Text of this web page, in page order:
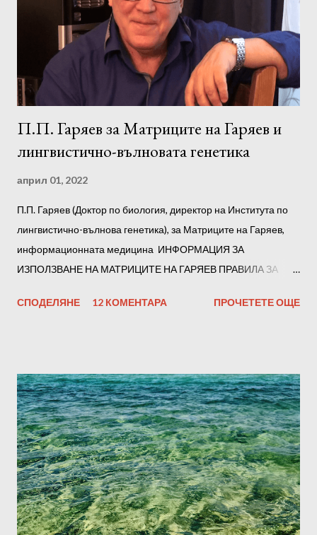
П.П. Гаряев за Матриците на Гаряев и
лингвистично-вълновата генетика
април 01, 2022
П.П. Гаряев (Доктор по биология, директор на Института по
лингвистично-вълнова генетика), за Матриците на Гаряев,
информационната медицина ИНФОРМАЦИЯ ЗА
ИЗПОЛЗВАНЕ НА МАТРИЦИТЕ НА ГАРЯЕВ ПРАВИЛА ЗА
Гаряев последователно. Но е възможно да го разделите на
части заедно. Субективно, въз основа на усещанията си, ще
определите файловете, които чувствате и работят най-
добре. Отсега нататък можете да ги слушате предимно тях.
Силата на звука не трябва да е твърде висока. За
предпочитане е да слушате след сън, през деня и преди
лягане. Можете също така да възпроизвеждате програми във
фонов режим, докато спите. Препоръчително е да
използвате слушалки. Преди да започнете да слушате, е
СПОДЕЛЯНЕ 12 КОМЕНТАРА ПРОЧЕТЕТЕ ОЩЕ